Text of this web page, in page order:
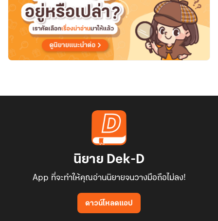
นิยาย Dek-D
App ที่จะทำให้คุณอ่านนิยายจนวางมือถือไม่ลง!
ดาวน์โหลดแอป